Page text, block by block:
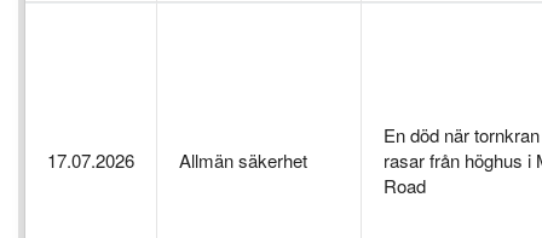
17.07.2026 Allmän säkerhet
En död när tornkran
rasar från höghus i
Road